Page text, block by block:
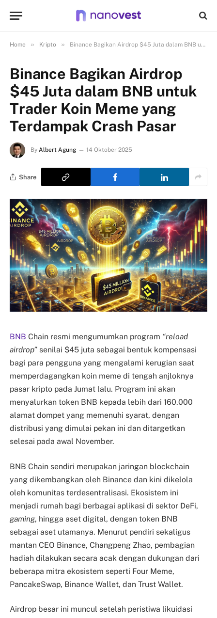
Home » Kripto » Binance Bagikan Airdrop $45 Juta dalam BNB untuk Trader Koin Meme yang Terdampak Crash Pasar
Binance Bagikan Airdrop
$45 Juta dalam BNB untuk
Trader Koin Meme yang
Terdampak Crash Pasar
By Albert Agung 14 Oktober 2025
Share
BNB Chain resmi mengumumkan program “reload
airdrop” senilai $45 juta sebagai bentuk kompensasi
bagi para pengguna yang mengalami kerugian saat
memperdagangkan koin meme di tengah anjloknya
pasar kripto pada Jumat lalu. Program ini akan
menyalurkan token BNB kepada lebih dari 160.000
alamat dompet yang memenuhi syarat, dengan
distribusi yang dimulai pekan ini dan ditargetkan
selesai pada awal November.
BNB Chain sendiri merupakan jaringan blockchain
yang dikembangkan oleh Binance dan kini dikelola
oleh komunitas terdesentralisasi. Ekosistem ini
menjadi rumah bagi berbagai aplikasi di sektor DeFi,
gaming, hingga aset digital, dengan token BNB
sebagai aset utamanya. Menurut pendiri sekaligus
mantan CEO Binance, Changpeng Zhao, pembagian
hadiah dilakukan secara acak dengan dukungan dari
beberapa mitra ekosistem seperti Four Meme,
PancakeSwap, Binance Wallet, dan Trust Wallet.
Airdrop besar ini muncul setelah peristiwa likuidasi